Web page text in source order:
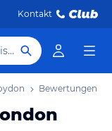
Kontakt
Hotel, Reiseziel
Bewertungen